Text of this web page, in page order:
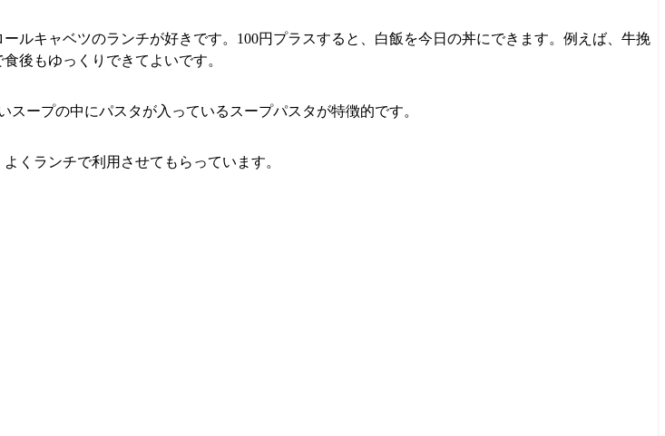
ルキャベツのランチが好きです。100円プラスすると、白飯を今日の丼にできます。例えば、牛挽
後もゆっくりできてよいです。
ープの中にパスタが入っているスープパスタが特徴的です。
くランチで利用させてもらっています。